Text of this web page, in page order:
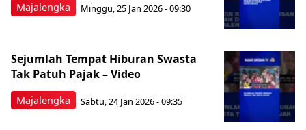
Majalengka Minggu, 25 Jan 2026 - 09:30
Majalengka
Sejumlah Tempat Hiburan Swasta
Tak Patuh Pajak – Video
Sabtu, 24 Jan 2026 - 09:35